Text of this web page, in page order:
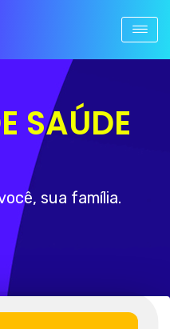
SAÚDE
sua família.